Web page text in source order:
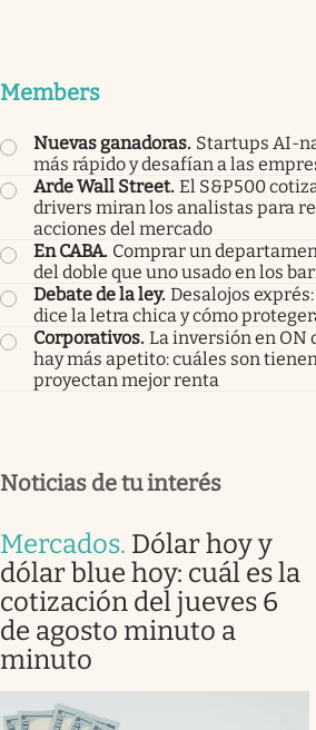
Members
Nuevas ganadoras. Startups AI-
más rápido y desafían a las
Arde Wall Street. El S&P500
drivers miran los analistas para
acciones del mercado
En CABA. Comprar un
del doble que uno usado en los
Debate de la ley. Desalojos
dice la letra chica y cómo
Corporativos. La inversión en ON
hay más apetito: cuáles son
proyectan mejor renta
Noticias de tu interés
Mercados. Dólar hoy y
dólar blue hoy: cuál es la
cotización del jueves 6
de agosto minuto a
minuto